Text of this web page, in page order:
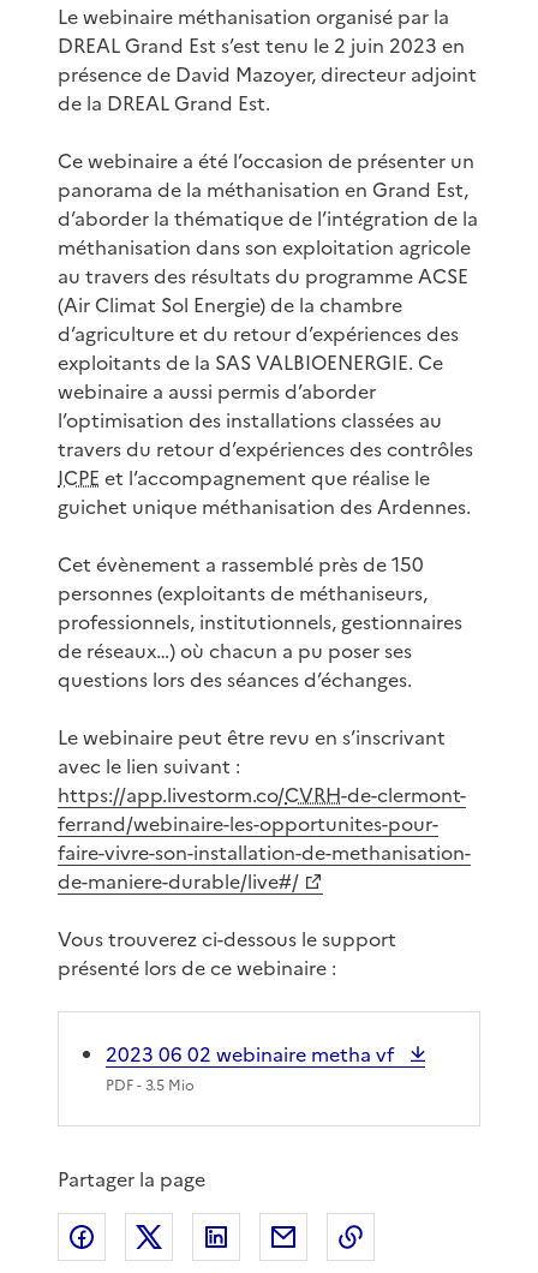
Le webinaire méthanisation organisé par la
DREAL Grand Est s’est tenu le 2 juin 2023 en
présence de David Mazoyer, directeur adjoint
de la DREAL Grand Est.
Ce webinaire a été l’occasion de présenter un
panorama de la méthanisation en Grand Est,
d’aborder la thématique de l’intégration de la
méthanisation dans son exploitation agricole
au travers des résultats du programme ACSE
(Air Climat Sol Energie) de la chambre
d’agriculture et du retour d’expériences des
exploitants de la SAS VALBIOENERGIE. Ce
webinaire a aussi permis d’aborder
l’optimisation des installations classées au
travers du retour d’expériences des contrôles
ICPE et l’accompagnement que réalise le
guichet unique méthanisation des Ardennes.
Cet évènement a rassemblé près de 150
personnes (exploitants de méthaniseurs,
professionnels, institutionnels, gestionnaires
de réseaux…) où chacun a pu poser ses
questions lors des séances d’échanges.
Le webinaire peut être revu en s’inscrivant
avec le lien suivant :
https://app.livestorm.co/CVRH-de-clermont-
ferrand/webinaire-les-opportunites-pour-
faire-vivre-son-installation-de-methanisation-
de-maniere-durable/live#/
Vous trouverez ci-dessous le support
présenté lors de ce webinaire :
2023 06 02 webinaire metha vf
PDF- 3.5 Mio
Partager la page
Partager sur Facebook
Partager sur XPartager sur LinkedIn
Partager par email